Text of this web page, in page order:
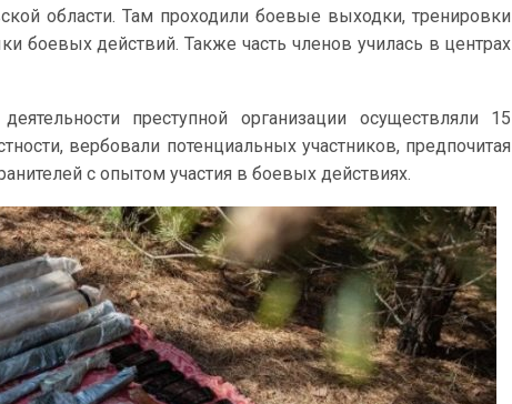
области. Там проходили боевые выходки, тренировки
боевых действий. Также часть членов училась в центрах
преступной организации осуществляли 15
вербовали потенциальных участников, предпочитая
с опытом участия в боевых действиях.